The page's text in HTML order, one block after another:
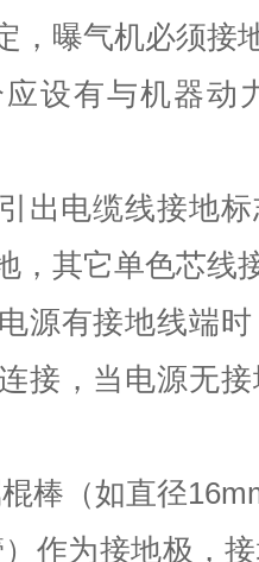
， 曝气机必须接
设有与机器动
出电缆线接地
， 其它单色芯线
源有接地线端时
接 ， 当电源无
棒（如直径
作为接地极 ，